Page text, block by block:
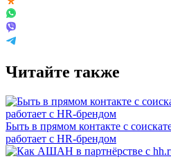
Читайте также
Быть в прямом контакте с
работает с HR-брендом